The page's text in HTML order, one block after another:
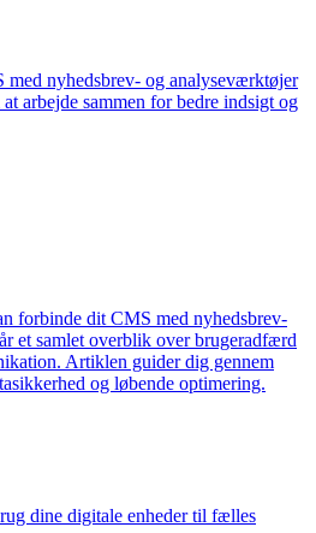
med nyhedsbrev- og analyseværktøjer
arbejde sammen for bedre indsigt og
forbinde dit CMS med nyhedsbrev-
et samlet overblik over brugeradfærd
Artiklen guider dig gennem
og løbende optimering.
dine digitale enheder til fælles